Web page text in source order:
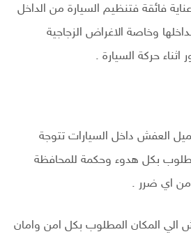
فائقة فتنظيم السيارة من الداخل
وخاصة الاغراض الزجاجية
حركة السيارة .
العفش داخل السيارات تتوجة
بكل هدوء وحكمة للمحافظة
من اي ضرر .
المكان المطلوب بكل امن وامان